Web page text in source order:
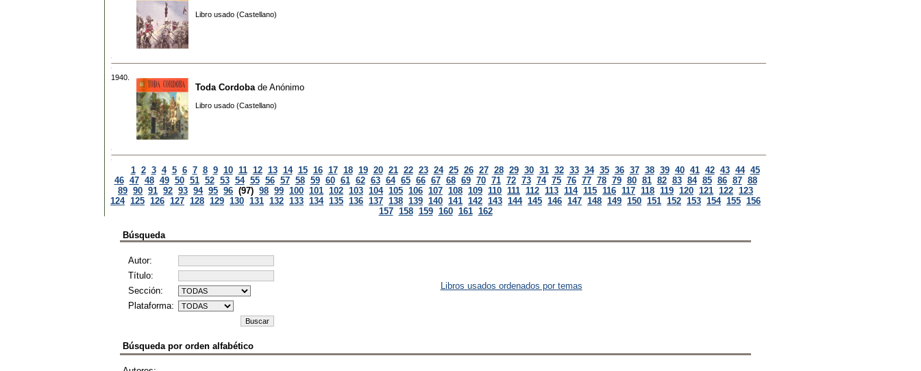
Libro usado (Castellano)
1940.
Toda Cordoba de Anónimo
Libro usado (Castellano)
1 2 3 4 5 6 7 8 9 10 11 12 13 14 15 16 17 18 19 20 21 22 23 24 25 26 27 28 29 30 31 32 33 34 35 36 37 38 39 40 41 42 43 44 45
46 47 48 49 50 51 52 53 54 55 56 57 58 59 60 61 62 63 64 65 66 67 68 69 70 71 72 73 74 75 76 77 78 79 80 81 82 83 84 85 86 87 88
89 90 91 92 93 94 95 96 (97) 98 99 100 101 102 103 104 105 106 107 108 109 110 111 112 113 114 115 116 117 118 119 120 121 122 123
124 125 126 127 128 129 130 131 132 133 134 135 136 137 138 139 140 141 142 143 144 145 146 147 148 149 150 151 152 153 154 155 156
157 158 159 160 161 162
Búsqueda
Autor:
Título:
Sección:
Plataforma:
Libros usados ordenados por temas
Búsqueda por orden alfabético